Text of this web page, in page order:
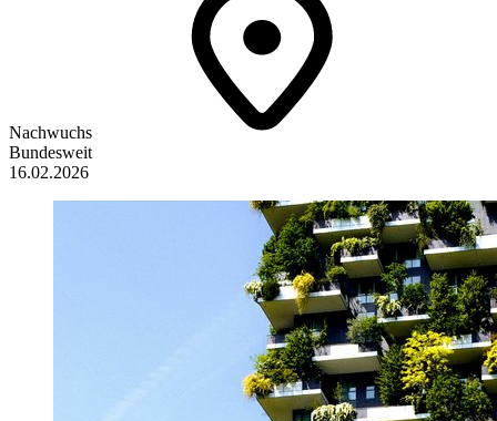
Nachwuchs
Bundesweit
16.02.2026